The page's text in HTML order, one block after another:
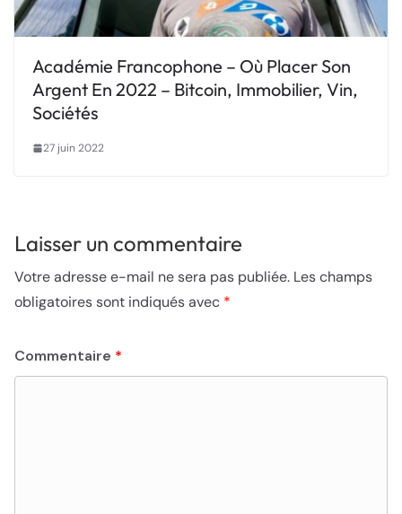
Académie Francophone – Où Placer Son
Argent En 2022 – Bitcoin, Immobilier, Vin,
Sociétés
27 juin 2022
Laisser un commentaire
Votre adresse e-mail ne sera pas publiée. Les champs
obligatoires sont indiqués avec *
Commentaire *